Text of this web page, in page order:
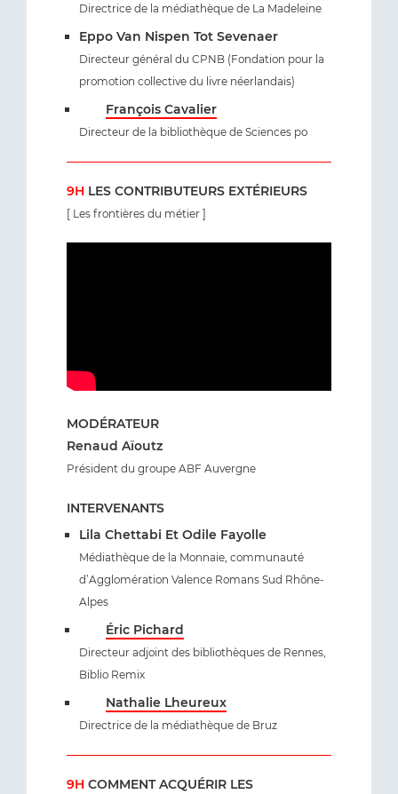
Directrice de la médiathèque de La Madeleine
Eppo Van Nispen Tot Sevenaer
Directeur général du CPNB (Fondation pour la
promotion collective du livre néerlandais)
François Cavalier
Directeur de la bibliothèque de Sciences po
9H LES CONTRIBUTEURS EXTÉRIEURS
[ Les frontières du métier ]
MODÉRATEUR
Renaud Aïoutz
Président du groupe ABF Auvergne
INTERVENANTS
Lila Chettabi Et Odile Fayolle
Médiathèque de la Monnaie, communauté
d’Agglomération Valence Romans Sud Rhône-
Alpes
Éric Pichard
Directeur adjoint des bibliothèques de Rennes,
Biblio Remix
Nathalie Lheureux
Directrice de la médiathèque de Bruz
9H COMMENT ACQUÉRIR LES